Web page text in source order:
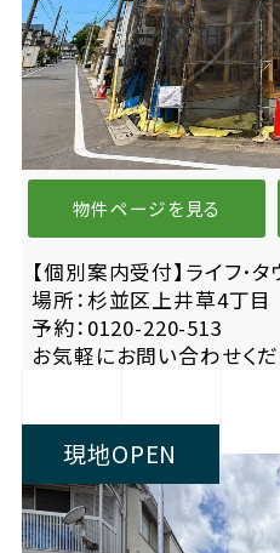
物件ページを見る
【個別案内受付】ライフ･
場所：杉並区上井草4丁目
予約：0120-220-513
お気軽にお問い合わせく
現地OPEN